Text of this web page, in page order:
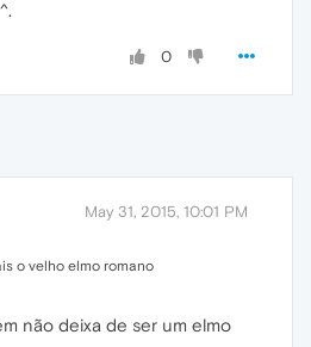
0
May 31, 2015, 10:01 PM
o velho elmo romano
não deixa de ser um elmo